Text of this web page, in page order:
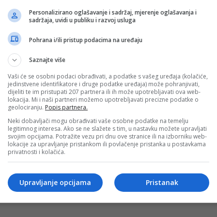
sutra protiv Chelseaja
u Hong Kongu gdje odrađuju pripreme za novu sezonu,
o trenutnom stanju u FK Željezničar
se pred početak nove sezone Fudbalskog kluba
Demirović vratio se u Stuttgart nakon dužeg
Personalizirano oglašavanje i sadržaj, mjerenje oglašavanja i
sadržaja, uvidi u publiku i razvoj usluga
Pohrana i/ili pristup podacima na uređaju
Saznajte više
Vaši će se osobni podaci obrađivati, a podatke s vašeg uređaja (kolačiće,
jedinstvene identifikatore i druge podatke uređaja) može pohranjivati,
dijeliti te im pristupati 207 partnera ili ih može upotrebljavati ova web-
lokacija. Mi i naši partneri možemo upotrebljavati precizne podatke o
geolociranju. Popis partnera.
Neki dobavljači mogu obrađivati vaše osobne podatke na temelju
legitimnog interesa. Ako se ne slažete s tim, u nastavku možete upravljati
svojim opcijama. Potražite vezu pri dnu ove stranice ili na izborniku web-
lokacije za upravljanje pristankom ili povlačenje pristanka u postavkama
privatnosti i kolačića.
Pristanak
Upravljanje opcijama